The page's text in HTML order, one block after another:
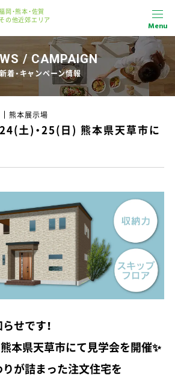
岡・熊本・佐賀
その他近郊エリア
Menu
/ CAMPAIGN
新着・キャンペーン情報
熊本展示場
24(土)・25(日) 熊本県天草市に
せです！
本県天草市にて見学会を開催✨
が詰まった注文住宅を